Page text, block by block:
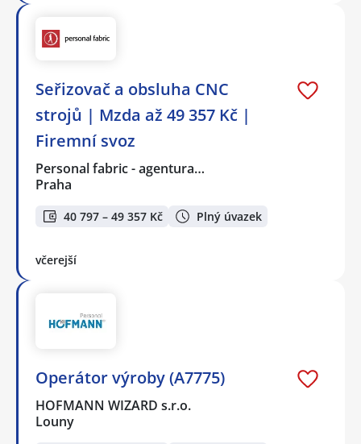
Seřizovač a obsluha CNC
strojů | Mzda až 49 357 Kč |
Firemní svoz
Personal fabric - agentura…
Praha
40 797 – 49 357 Kč Plný úvazek
včerejší
Operátor výroby (A7775)
HOFMANN WIZARD s.r.o.
Louny